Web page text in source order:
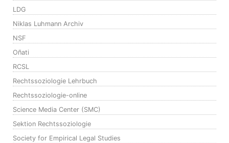
LDG
Niklas Luhmann Archiv
NSF
Oñati
RCSL
Rechtssoziologie Lehrbuch
Rechtssoziologie-online
Science Media Center (SMC)
Sektion Rechtssoziologie
Society for Empirical Legal Studies